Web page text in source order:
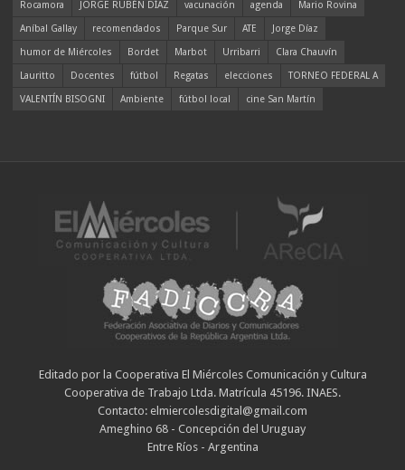
Rocamora
JORGE RUBÉN DÍAZ vacunación agenda
Mario Rovina
Aníbal Gallay
recomendados Parque Sur ATE
Jorge Díaz
humor de Miércoles
Bordet Marbot Urribarri
Clara Chauvín
Lauritto
Docentes fútbol Regatas elecciones
TORNEO FEDERAL A
VALENTÍN BISOGNI
Ambiente fútbol local cine San Martín
Editado por la Cooperativa El Miércoles Comunicación y Cultura
Cooperativa de Trabajo Ltda. Matrícula 45196. INAES.
Contacto: elmiercolesdigital@gmail.com
Ameghino 68 - Concepción del Uruguay
Entre Ríos - Argentina